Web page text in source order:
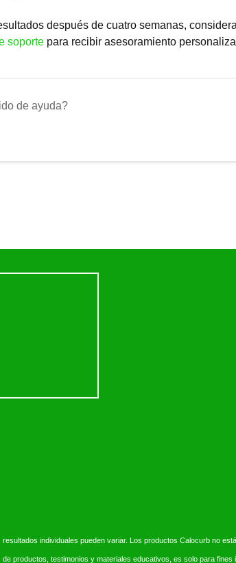
después de cuatro semanas,
soportepara recibir asesoramiento
de ayuda?
individuales pueden variar. Los productos Calocurb no
productos, testimonios y materiales educativos, es solo para